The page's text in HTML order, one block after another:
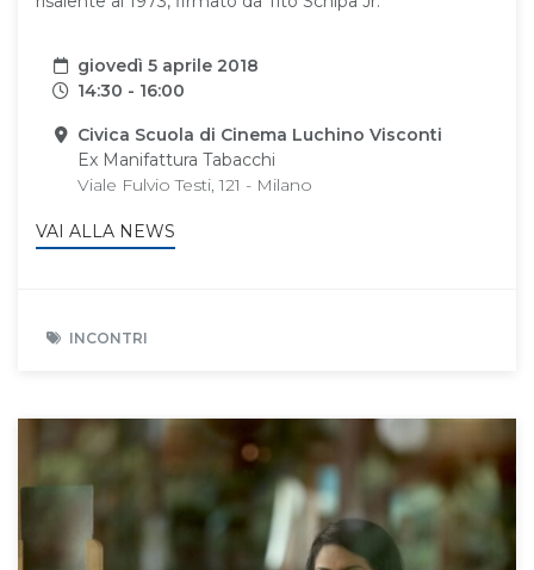
Data
giovedì 5 aprile 2018
Orari
14:30 - 16:00
Sede
Civica Scuola di Cinema Luchino Visconti
Ex Manifattura Tabacchi
Viale Fulvio Testi, 121 - Milano
VAI ALLA NEWS
INCONTRI